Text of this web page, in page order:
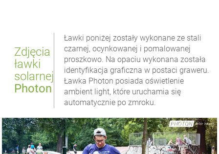
Zdjęcia
ławki
solarnej
Photon
Ławki poniżej zostały wykonane ze stali
czarnej, ocynkowanej i pomalowanej
proszkowo. Na opaciu wykonana została
identyfikacja graficzna w postaci graweru.
Ławka Photon posiada oświetlenie
ambient light, które uruchamia się
automatycznie po zmroku.